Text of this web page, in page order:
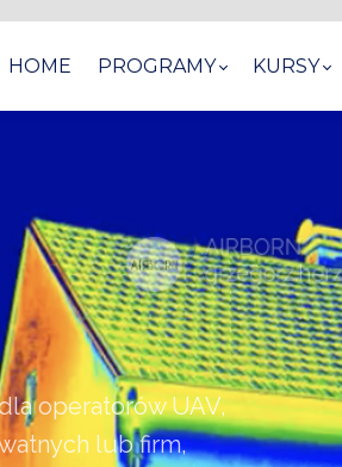
HOME PROGRAMY KURSY
operatorów UAV,
lub firm,